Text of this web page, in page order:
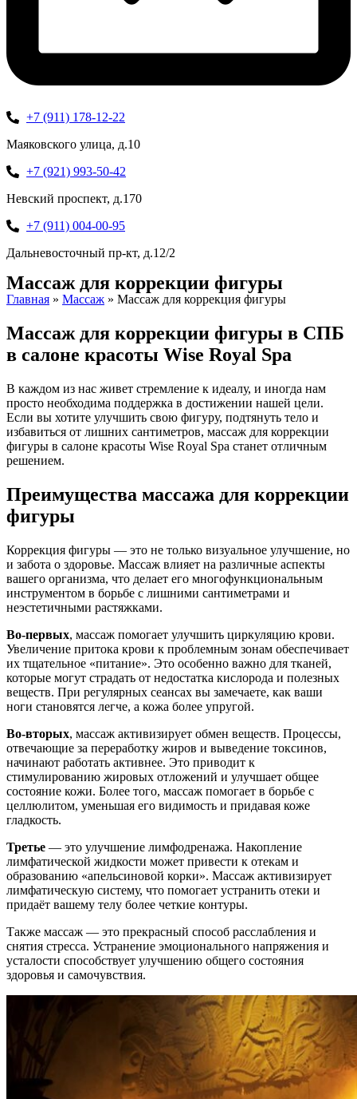
+7 (911) 178-12-22
Маяковского улица, д.10
+7 (921) 993-50-42
Невский проспект, д.170
+7 (911) 004-00-95
Дальневосточный пр-кт, д.12/2
Массаж для коррекции фигуры
Главная » Массаж » Массаж для коррекция фигуры
Массаж для коррекции фигуры в СПБ
в салоне красоты Wise Royal Spa
В каждом из нас живет стремление к идеалу, и иногда нам
просто необходима поддержка в достижении нашей цели.
Если вы хотите улучшить свою фигуру, подтянуть тело и
избавиться от лишних сантиметров, массаж для коррекции
фигуры в салоне красоты Wise Royal Spa станет отличным
решением.
Преимущества массажа для коррекции
фигуры
Коррекция фигуры — это не только визуальное улучшение, но
и забота о здоровье. Массаж влияет на различные аспекты
вашего организма, что делает его многофункциональным
инструментом в борьбе с лишними сантиметрами и
неэстетичными растяжками.
Во-первых, массаж помогает улучшить циркуляцию крови.
Увеличение притока крови к проблемным зонам обеспечивает
их тщательное «питание». Это особенно важно для тканей,
которые могут страдать от недостатка кислорода и полезных
веществ. При регулярных сеансах вы замечаете, как ваши
ноги становятся легче, а кожа более упругой.
Во-вторых, массаж активизирует обмен веществ. Процессы,
отвечающие за переработку жиров и выведение токсинов,
начинают работать активнее. Это приводит к
стимулированию жировых отложений и улучшает общее
состояние кожи. Более того, массаж помогает в борьбе с
целлюлитом, уменьшая его видимость и придавая коже
гладкость.
Третье — это улучшение лимфодренажа. Накопление
лимфатической жидкости может привести к отекам и
образованию «апельсиновой корки». Массаж активизирует
лимфатическую систему, что помогает устранить отеки и
придаёт вашему телу более четкие контуры.
Также массаж — это прекрасный способ расслабления и
снятия стресса. Устранение эмоционального напряжения и
усталости способствует улучшению общего состояния
здоровья и самочувствия.